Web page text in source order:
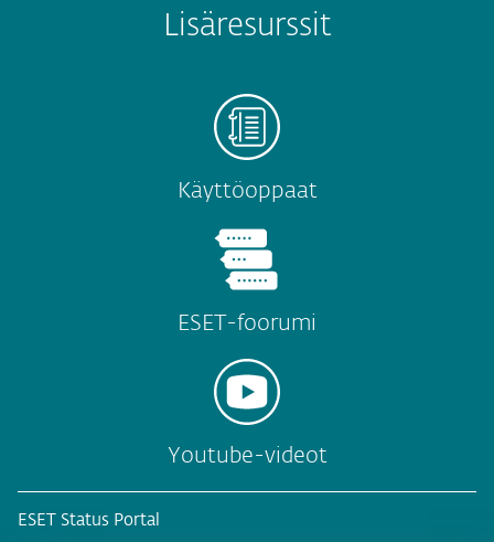
Lisäresurssit
Käyttöoppaat
ESET-foorumi
Youtube-videot
ESET Status Portal